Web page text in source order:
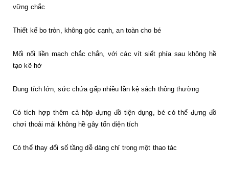
vững chắc
Thiết kế bo tròn, không góc cạnh, an toàn cho bé
Mối nối liền mạch chắc chắn, với các vít siết phía sau không hề
tạo kẽ hở
Dung tích lớn, sức chứa gấp nhiều lần kệ sách thông thường
Có tích hợp thêm cả hộp đựng đồ tiện dụng, bé có thể đựng đồ
chơi thoải mái không hề gây tốn diện tích
Có thể thay đổi số tầng dễ dàng chỉ trong một thao tác